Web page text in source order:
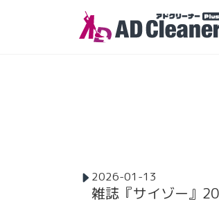
2026-01-13
雑誌『サイゾー』